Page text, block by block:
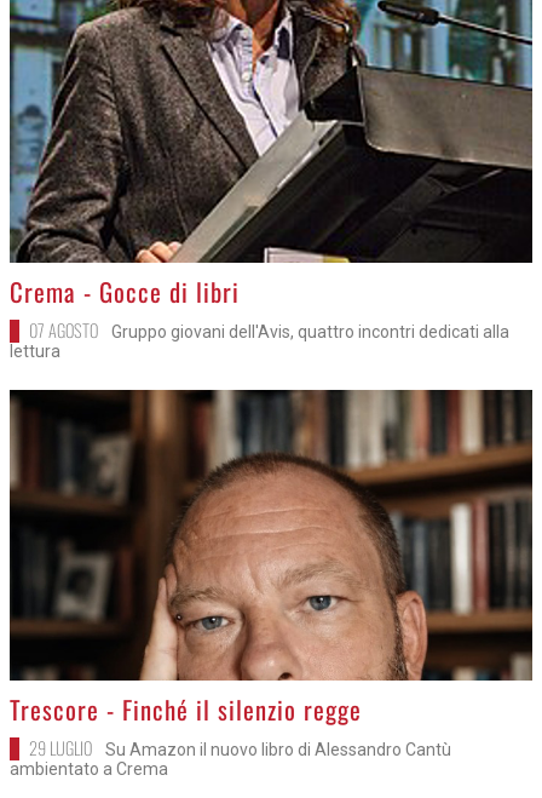
>
Crema - Gocce di libri
07 AGOSTO
Gruppo giovani dell'Avis, quattro incontri dedicati alla
lettura
>
Trescore - Finché il silenzio regge
29 LUGLIO
Su Amazon il nuovo libro di Alessandro Cantù
ambientato a Crema